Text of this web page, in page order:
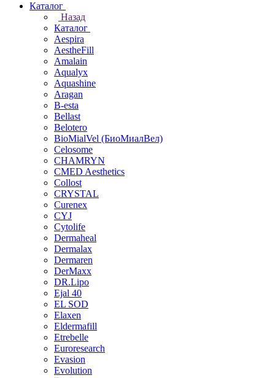
Каталог
Назад
Каталог
Aespira
AestheFill
Amalain
Aqualyx
Aquashine
Aragan
B-esta
Bellast
Belotero
BioMialVel (БиоМиалВел)
Celosome
CHAMRYN
CMED Aesthetics
Collost
CRYSTAL
Curenex
CYJ
Cytolife
Dermaheal
Dermalax
Dermaren
DerMaxx
DR.Lipo
Ejal 40
EL SOD
Elaxen
Eldermafill
Etrebelle
Euroresearch
Evasion
Evolution